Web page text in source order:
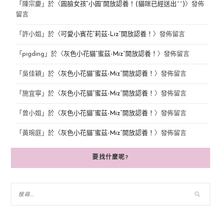
「 陳宗慶」於〈 圓臉女孩“小圓”開放認養！(貓咪已經送出^^)〉發佈
留言
「 許小姐 」於〈 可愛小賓花“莉茲-Liz”開放認養！ 〉發佈留言
「 pigding 」於〈灰色小花貓“蜜茲-Miz”開放認養！ 〉發佈留言
「 吳佳穎 」於〈灰色小花貓“蜜茲-Miz”開放認養！ 〉發佈留言
「 施宜寧 」於〈灰色小花貓“蜜茲-Miz”開放認養！ 〉發佈留言
「 曾小姐 」於〈灰色小花貓“蜜茲-Miz”開放認養！ 〉發佈留言
「 黃琬庭」於〈灰色小花貓“蜜茲-Miz”開放認養！ 〉發佈留言
要找什麼呢?